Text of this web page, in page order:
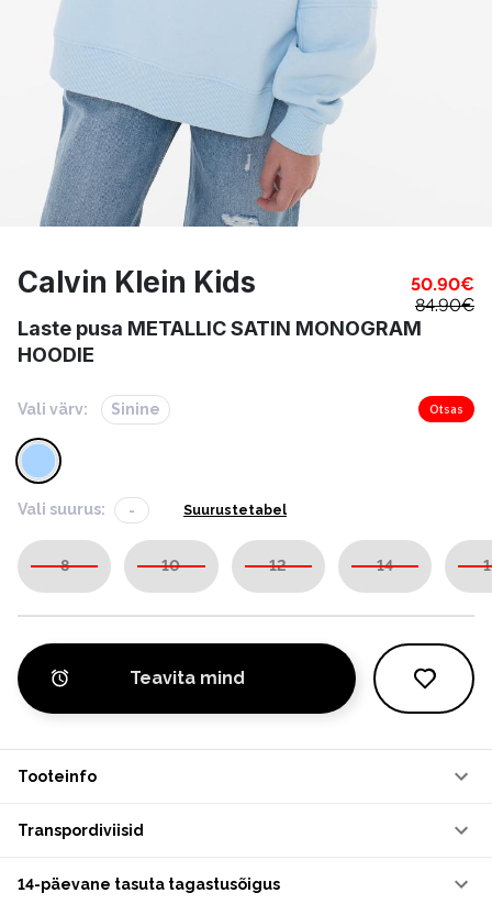
Calvin Klein Kids 50.90€
84.90€
Laste pusa METALLIC SATIN MONOGRAM
HOODIE
Vali värv: Sinine Otsas
Vali suurus: - Suurustetabel
8 10 12 14
Teavita mind
Tooteinfo
Transpordiviisid
14-päevane tasuta tagastusõigus